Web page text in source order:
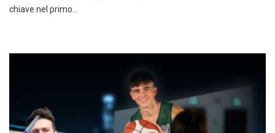
chiave nel primo…